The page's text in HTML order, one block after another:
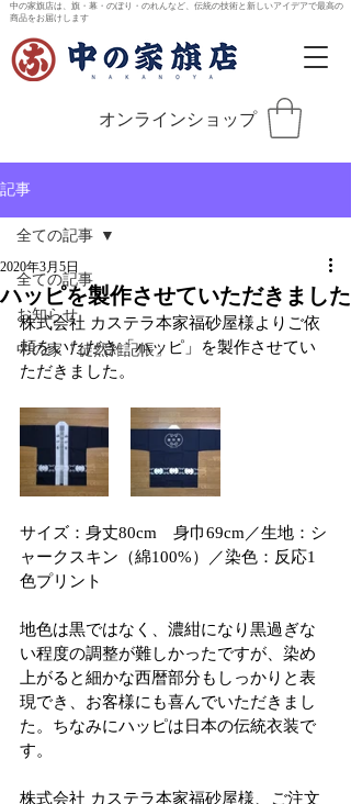
中の家旗店は、旗・幕・のぼり・のれんなど、伝統の技術と新しいアイデアで最高の
商品をお届けします
オンラインショップ
記事
全ての記事
お知らせ
中の家「徒然雑記帳」
全ての記事
ハッピを製作させていただきました
2020年3月5日
株式会社 カステラ本家福砂屋様よりご依
頼をいただき「ハッピ」を製作させてい
ただきました。
サイズ：身丈80cm　身巾69cm／生地：シ
ャークスキン（綿100%）／染色：反応1
色プリント
地色は黒ではなく、濃紺になり黒過ぎな
い程度の調整が難しかったですが、染め
上がると細かな西暦部分もしっかりと表
現でき、お客様にも喜んでいただきまし
た。ちなみにハッピは日本の伝統衣装で
す。
株式会社 カステラ本家福砂屋様、ご注文